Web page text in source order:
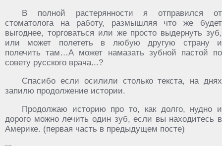
В полной растерянности я отправился от
стоматолога на работу, размышляя что же будет
выгоднее, торговаться или же просто выдернуть зуб,
или может полететь в любую другую страну и
полечить там…А может намазать зубной пастой по
совету русского врача...?
Спасибо если осилили столько текста, на днях
запилю продолжение истории.
Продолжаю историю про то, как долго, нудно и
дорого можно лечить один зуб, если вы находитесь в
Америке. (первая часть в предыдущем посте)